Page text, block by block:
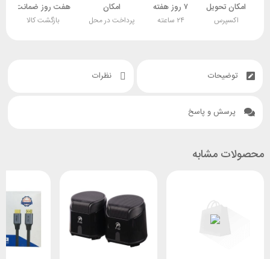
امکان تحویل
اکسپرس
۷ روز هفته
۲۴ ساعته
امکان
پرداخت در محل
هفت روز ضمانت
بازگشت کالا
توضیحات نظرات
پرسش و پاسخ
محصولات مشابه